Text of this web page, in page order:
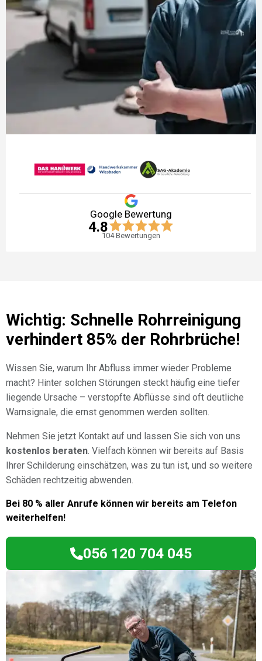
Google Bewertung
4.8
104Bewertungen
Wichtig: Schnelle Rohrreinigung
verhindert 85% der Rohrbrüche!
Wissen Sie, warum Ihr Abfluss immer wieder Probleme
macht? Hinter solchen Störungen steckt häufig eine tiefer
liegende Ursache – verstopfte Abflüsse sind oft deutliche
Warnsignale, die ernst genommen werden sollten.
Nehmen Sie jetzt Kontakt auf und lassen Sie sich von uns
kostenlos beraten. Vielfach können wir bereits auf Basis
Ihrer Schilderung einschätzen, was zu tun ist, und so weitere
Schäden rechtzeitig abwenden.
Bei 80 % aller Anrufe können wir bereits am Telefon
weiterhelfen!
056 120 704 045